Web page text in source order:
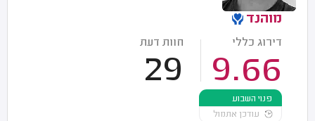
מוהנד
דירוג כללי
9.66
חוות דעת
29
פנוי השבוע
עודכן אתמול